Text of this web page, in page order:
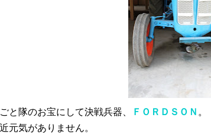
と隊のお宝にして決戦兵器、 ＦＯＲＤＳＯＮ 。
元気がありません。